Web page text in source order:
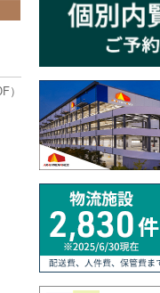
）